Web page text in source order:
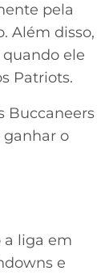
pela
Além disso,
ele
Patriots.
Buccaneers
ganhar o
a liga em
e